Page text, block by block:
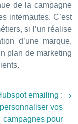
de la campagne
internautes. C’est
si l’un réalise
d’une marque,
plan de marketing
emailing :
personnaliser vos
campagnes pour